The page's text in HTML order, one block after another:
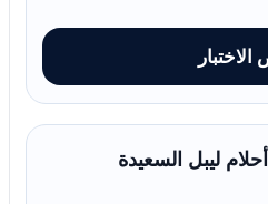
ليبل السعيدة